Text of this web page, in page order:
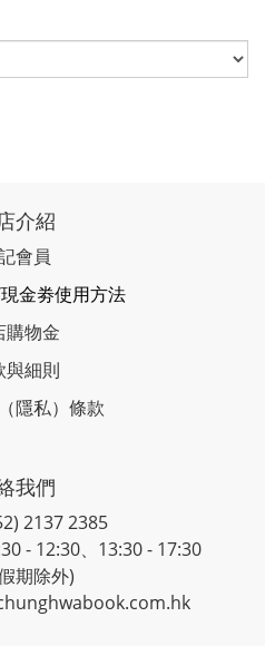
介紹
會員
金劵使用方法
購物金
與細則
隱私）條款
我們
2137 2385
- 12:30、13:30 - 17:30
期除外)